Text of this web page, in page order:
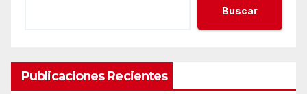
Buscar
Publicaciones Recientes